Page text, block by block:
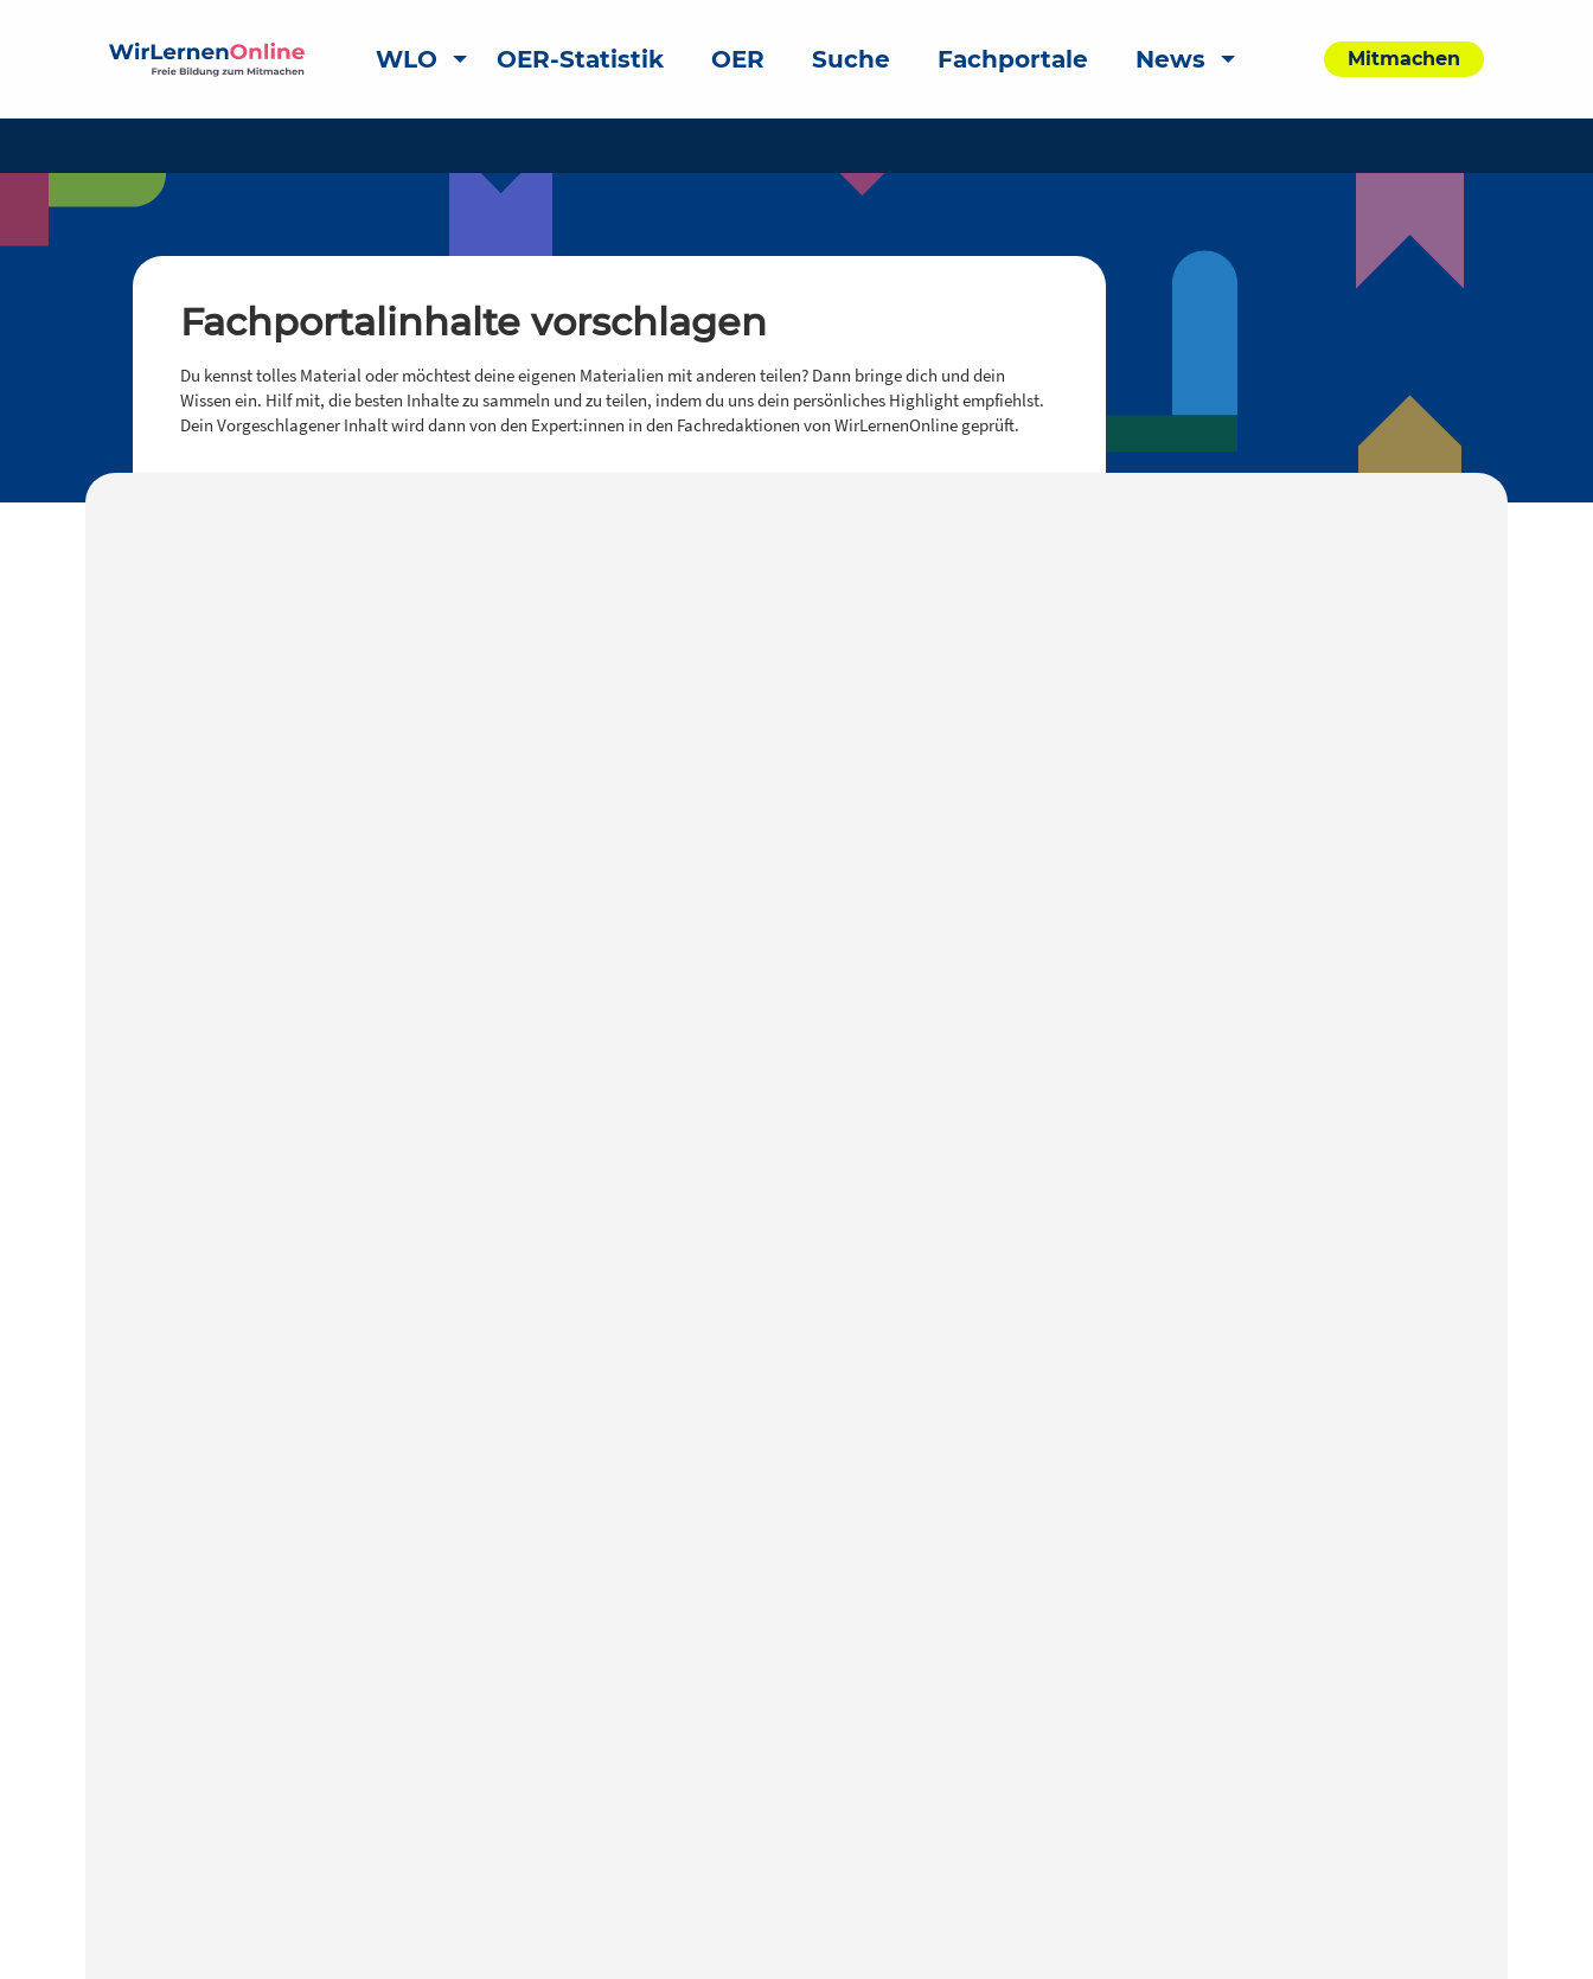
WLO OER-Statistik OER Suche Fachportale News Mitmachen
Fachportalinhalte vorschlagen
Du kennst tolles Material oder möchtest deine eigenen Materialien mit anderen teilen? Dann bringe dich und dein
Wissen ein. Hilf mit, die besten Inhalte zu sammeln und zu teilen, indem du uns dein persönliches Highlight empfiehlst.
Dein Vorgeschlagener Inhalt wird dann von den Expert:innen in den Fachredaktionen von WirLernenOnline geprüft.